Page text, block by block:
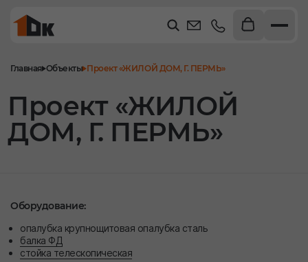
Проект «ЖИЛОЙ
ДОМ, Г. ПЕРМЬ»
Главная Объекты Проект «ЖИЛОЙ ДОМ, Г. ПЕРМЬ»
Оборудование:
опалубка крупнощитовая опалубка сталь
балка ФД
стойка телескопическая